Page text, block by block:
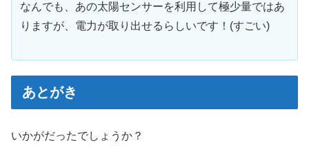
なんでも、あの太陽センサーを利用して極少量ではあ
りますが、電力が取り出せるらしいです！(すごい)
あとがき
いかがだったでしょうか？